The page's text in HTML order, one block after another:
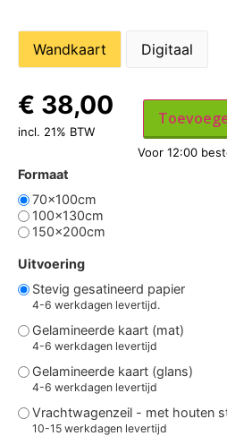
Wandkaart Digitaal
Formaat
70x100cm
100x130cm
150x200cm
Uitvoering
Stevig gesatineerd papier
4-6 werkdagen levertijd.
Gelamineerde kaart (mat)
4-6 werkdagen levertijd
Gelamineerde kaart (glans)
4-6 werkdagen levertijd
Vrachtwagenzeil - met houten
10-15 werkdagen levertijd
€ 38,00
incl. 21% BTW